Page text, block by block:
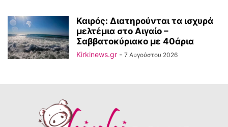
Καιρός: Διατηρούνται τα ισχυρά
μελτέμια στο Αιγαίο –
Σαββατοκύριακο με 40άρια
Kirkinews.gr - 7 Αυγούστου 2026